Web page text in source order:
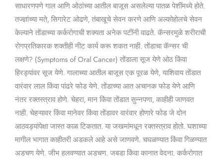
साधारणपणे गाल आणि ओठांच्या आतील बाजूस असलेल्या पातळ पेशींमध्ये होते.
तज्ज्ञांच्या मते, सिगारेट ओढणे, तंबाखूचे सेवन करणे आणि अल्कोहोलचे सेवन
केल्याने तोंडाच्या कर्करोगाची शक्यता अनेक पटींनी वाढते. कॅन्सरमुळे शरीराची
रोगप्रतिकारक शक्तीही नीट कार्य करू शकत नाही. तोंडाचा कॅन्सर ची
लक्षणे? (Symptoms of Oral Cancer) तोंडाला सूज येणे ओठ किंवा
हिरड्यांवर सूज येणे. गालाच्या आतील बाजूस एक पूरळ येणे, याशिवाय तोंडात
वारंवार लाल किंवा पांढरे फोड येणे. तोंडाच्या आत अचानक फोड येणे आणि
नंतर रक्तस्त्राव होणे. चेहरा, मान किंवा तोंडात सुन्नपणा, काहीही जाणवत
नाही. चेहऱ्यावर किंवा मानेवर किंवा तोंडावर वारंवार होणारे फोड जे दोन
आठवड्यांपेक्षा जास्त काळ टिकतात. या जखमांमधून रक्तस्त्राव होतो. घशाच्या
मागील भागात काहीतरी अडकले आहे असे जाणवणे. चघळण्यात किंवा गिळण्यात
अडचण येणे. जीभ हलवण्यात अडचण. जबडा किंवा कानात वेदना. कर्करोगात